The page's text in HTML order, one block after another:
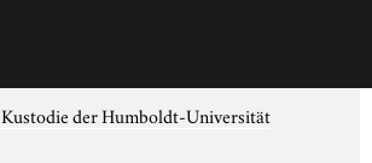
der Humboldt-Universität